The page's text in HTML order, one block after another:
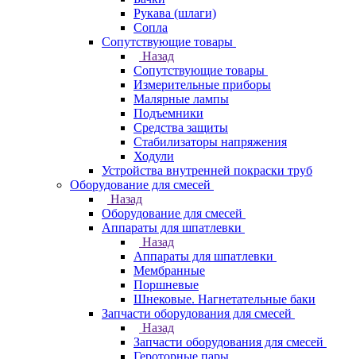
Рукава (шлаги)
Сопла
Сопутствующие товары
Назад
Сопутствующие товары
Измерительные приборы
Малярные лампы
Подъемники
Средства защиты
Стабилизаторы напряжения
Ходули
Устройства внутренней покраски труб
Оборудование для смесей
Назад
Оборудование для смесей
Аппараты для шпатлевки
Назад
Аппараты для шпатлевки
Мембранные
Поршневые
Шнековые. Нагнетательные баки
Запчасти оборудования для смесей
Назад
Запчасти оборудования для смесей
Героторные пары